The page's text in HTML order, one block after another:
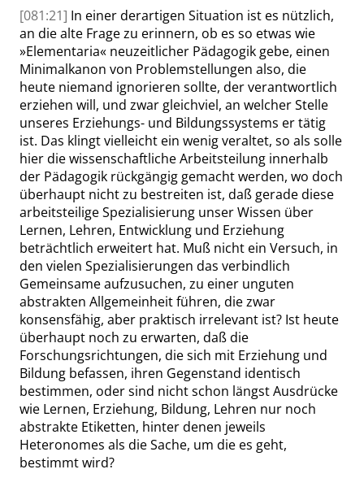
[081:21] In einer derartigen Situation ist es nützlich,
an die alte Frage zu erinnern, ob es so etwas wie
»Elementaria« neuzeitlicher Pädagogik gebe, einen
Minimalkanon von Problemstellungen also, die
heute niemand ignorieren sollte, der verantwortlich
erziehen will, und zwar gleichviel, an welcher Stelle
unseres Erziehungs- und Bildungssystems er tätig
ist. Das klingt vielleicht ein wenig veraltet, so als solle
hier die wissenschaftliche Arbeitsteilung innerhalb
der Pädagogik rückgängig gemacht werden, wo doch
überhaupt nicht zu bestreiten ist, daß gerade diese
arbeitsteilige Spezialisierung unser Wissen über
Lernen, Lehren, Entwicklung und Erziehung
beträchtlich erweitert hat. Muß nicht ein Versuch, in
den vielen Spezialisierungen das verbindlich
Gemeinsame aufzusuchen, zu einer unguten
abstrakten Allgemeinheit führen, die zwar
konsensfähig, aber praktisch irrelevant ist? Ist heute
überhaupt noch zu erwarten, daß die
Forschungsrichtungen, die sich mit Erziehung und
Bildung befassen, ihren Gegenstand identisch
bestimmen, oder sind nicht schon längst Ausdrücke
wie Lernen, Erziehung, Bildung, Lehren nur noch
abstrakte Etiketten, hinter denen jeweils
Heteronomes als die Sache, um die es geht,
bestimmt wird?